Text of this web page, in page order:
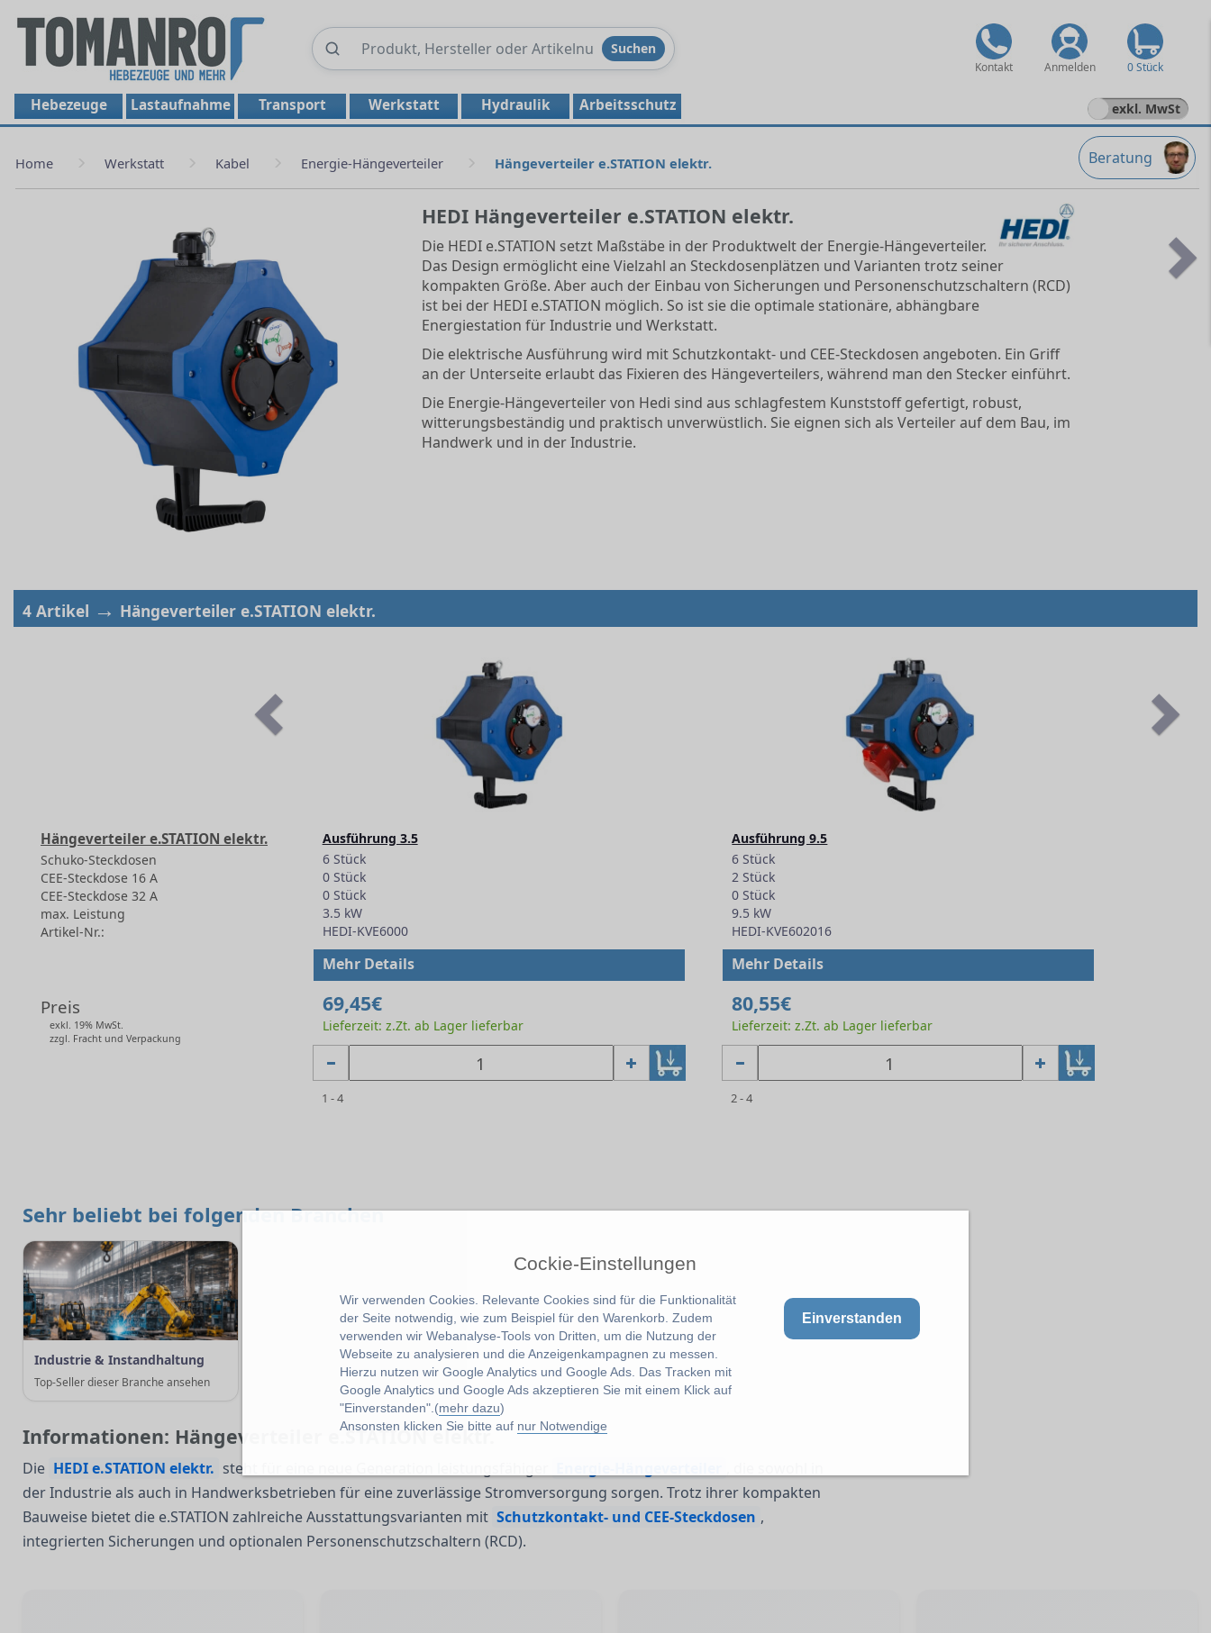
Cockie-Einstellungen
Wir verwenden Cookies. Relevante Cookies sind für die Funktionalität
der Seite notwendig, wie zum Beispiel für den Warenkorb. Zudem
verwenden wir Webanalyse-Tools von Dritten, um die Nutzung der
Webseite zu analysieren und die Anzeigenkampagnen zu messen.
Hierzu nutzen wir Google Analytics und Google Ads. Das Tracken mit
Google Analytics und Google Ads akzeptieren Sie mit einem Klick auf
"Einverstanden".(mehr dazu)
Ansonsten klicken Sie bitte auf nur Notwendige
Einverstanden
Produkte
Suchen
Kontakt Anmelden 0 Stück
Hebezeuge Lastaufnahme Transport Werkstatt Hydraulik Arbeitsschutz exkl. MwSt
Beratung
Home Werkstatt Kabel Energie-Hängeverteiler Hängeverteiler e.STATION elektr.
HEDI Hängeverteiler e.STATION elektr.
Die HEDI e.STATION setzt Maßstäbe in der Produktwelt der Energie-Hängeverteiler.
Das Design ermöglicht eine Vielzahl an Steckdosenplätzen und Varianten trotz seiner
kompakten Größe. Aber auch der Einbau von Sicherungen und Personenschutzschaltern (RCD)
ist bei der HEDI e.STATION möglich. So ist sie die optimale stationäre, abhängbare
Energiestation für Industrie und Werkstatt.
Die elektrische Ausführung wird mit Schutzkontakt- und CEE-Steckdosen angeboten. Ein Griff
an der Unterseite erlaubt das Fixieren des Hängeverteilers, während man den Stecker einführt.
Die Energie-Hängeverteiler von Hedi sind aus schlagfestem Kunststoff gefertigt, robust,
witterungsbeständig und praktisch unverwüstlich. Sie eignen sich als Verteiler auf dem Bau, im
Handwerk und in der Industrie.
4 Artikel → Hängeverteiler e.STATION elektr.
Hängeverteiler e.STATION elektr.
Schuko-Steckdosen
CEE-Steckdose 16 A
CEE-Steckdose 32 A
max. Leistung
Artikel-Nr.:
Preis
exkl. 19% MwSt.
zzgl. Fracht und Verpackung
Ausführung 3.5
6 Stück
0 Stück
0 Stück
3.5 kW
HEDI-KVE6000
Mehr Details
69,45€
Lieferzeit: z.Zt. ab Lager lieferbar
1 - 4
Ausführung 9.5
6 Stück
2 Stück
0 Stück
9.5 kW
HEDI-KVE602016
Mehr Details
80,55€
Lieferzeit: z.Zt. ab Lager lieferbar
2 - 4
Sehr beliebt bei folgenden Branchen
Industrie & Instandhaltung
Top-Seller dieser Branche ansehen
Informationen: Hängeverteiler e.STATION elektr.
Die HEDI e.STATION elektr. steht für eine neue Generation leistungsfähiger
der Industrie als auch in Handwerksbetrieben für eine zuverlässige Stromversorgung sorgen. Trotz ihrer kompakten
Bauweise bietet die e.STATION zahlreiche Ausstattungsvarianten mit Schutzkontakt- und CEE-Steckdosen ,
integrierten Sicherungen und optionalen Personenschutzschaltern (RCD).